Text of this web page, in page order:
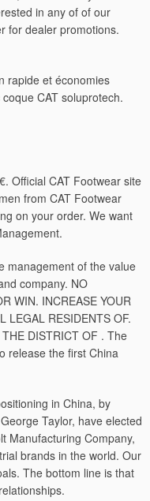
in any of of our
for dealer promotions.
rapide et économies
CAT soluprotech.
Official CAT Footwear site
from CAT Footwear
on your order. We want
management of the value
company. NO
WIN. INCREASE YOUR
LEGAL RESIDENTS OF.
DISTRICT OF . The
release the first China
in China, by
Taylor, have elected
Manufacturing Company,
brands in the world. Our
The bottom line is that